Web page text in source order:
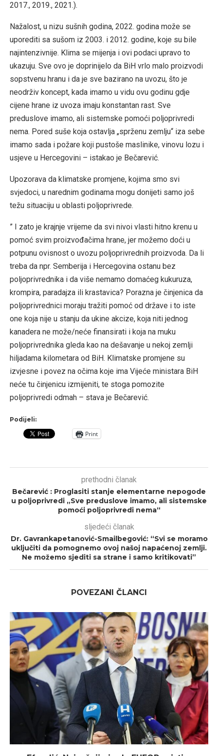
2017., 2019., 2021.).
Nažalost, u nizu sušnih godina, 2022. godina može se
uporediti sa sušom iz 2003. i 2012. godine, koje su bile
najintenzivnije. Klima se mijenja i ovi podaci upravo to
ukazuju. Sve ovo je doprinijelo da BiH vrlo malo proizvodi
sopstvenu hranu i da je sve bazirano na uvozu, što je
neodrživ koncept, kada imamo u vidu ovu godinu gdje
cijene hrane iz uvoza imaju konstantan rast. Sve
preduslove imamo, ali sistemske pomoći poljoprivredi
nema. Pored suše koja ostavlja „sprženu zemlju“ iza sebe
imamo sada i požare koji pustoše maslinike, vinovu lozu i
usjeve u Hercegovini – istakao je Bečarević.
Upozorava da klimatske promjene, kojima smo svi
svjedoci, u narednim godinama mogu donijeti samo još
težu situaciju u oblasti poljoprivrede.
” I zato je krajnje vrijeme da svi nivoi vlasti hitno krenu u
pomoć svim proizvođačima hrane, jer možemo doći u
potpunu ovisnost o uvozu poljoprivrednih proizvoda. Da li
treba da npr. Semberija i Hercegovina ostanu bez
poljoprivrednika i da više nemamo domaćeg kukuruza,
krompira, paradajza ili krastavica? Porazna je činjenica da
poljoprivrednici moraju tražiti pomoć od države i to iste
one koja nije u stanju da ukine akcize, koja niti jednog
kanadera ne može/neće finansirati i koja na muku
poljoprivrednika gleda kao na dešavanje u nekoj zemlji
hiljadama kilometara od BiH. Klimatske promjene su
izvjesne i povez na očima koje ima Vijeće ministara BiH
neće tu činjenicu izmijeniti, te stoga pomozite
poljoprivredi odmah – stava je Bečarević.
Podijeli:
Print
prethodni članak
Bečarević : Proglasiti stanje elementarne nepogode
u poljoprivredi „Sve preduslove imamo, ali sistemske
pomoći poljoprivredi nema“
sljedeći članak
Dr. Gavrankapetanović-Smailbegović: “Svi se moramo
uključiti da pomognemo ovoj našoj napaćenoj zemlji.
Ne možemo sjediti sa strane i samo kritikovati”
POVEZANI ČLANCI